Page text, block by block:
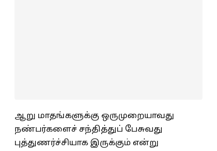
ஆறு மாதங்களுக்கு ஒருமுறையாவது
நண்பர்களைச் சந்தித்துப் பேசுவது
புத்துணர்ச்சியாக இருக்கும் என்று